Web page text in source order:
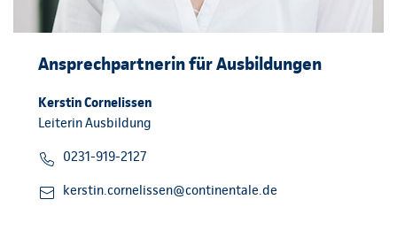
Ansprechpartnerin für Ausbildungen
Kerstin Cornelissen
Leiterin Ausbildung
0231-919-2127
kerstin.cornelissen@continentale.de